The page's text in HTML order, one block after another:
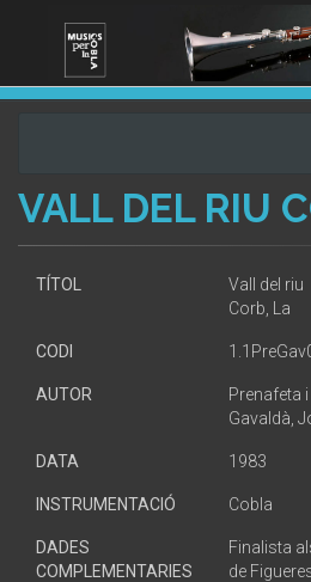
VALL DEL RIU
TÍTOL
Vall del riu
Corb, La
CODI
AUTOR
Prenafeta i
Gavaldà,
DATA 1983
INSTRUMENTACIÓ Cobla
DADES
COMPLEMENTARIES
Finalista
de